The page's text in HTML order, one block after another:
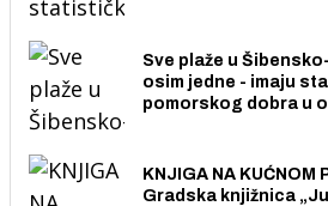
Sve plaže u
osim jedne - imaju
pomorskog dobra u
KNJIGA NA KUĆNOM
Gradska knjižnica